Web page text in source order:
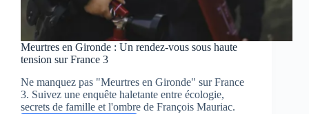
Meurtres en Gironde : Un rendez-vous sous haute
tension sur France 3
Ne manquez pas "Meurtres en Gironde" sur France
3. Suivez une enquête haletante entre écologie,
secrets de famille et l'ombre de François Mauriac.